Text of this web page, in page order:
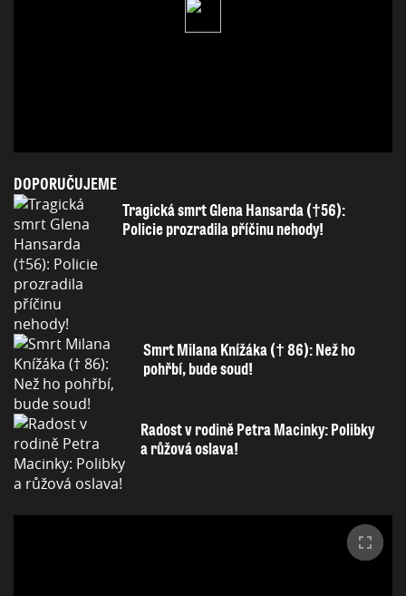
DOPORUČUJEME
Tragická smrt Glena Hansarda (†56):
Policie prozradila příčinu nehody!
Smrt Milana Knížáka († 86): Než ho
pohřbí, bude soud!
Radost v rodině Petra Macinky: Polibky
a růžová oslava!